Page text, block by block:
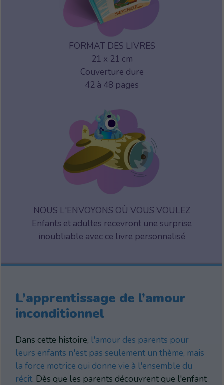
FORMAT DES LIVRES
21 x 21 cm
Couverture dure
42 à 48 pages
NOUS L'ENVOYONS OÙ VOUS VOULEZ
Enfants et adultes recevront une surprise
inoubliable avec ce livre personnalisé
L’apprentissage de l’amour
inconditionnel
Dans cette histoire, l'amour des parents pour
leurs enfants n'est pas seulement un thème, mais
la force motrice qui donne vie à l'ensemble du
récit. Dès que les parents découvrent que l'enfant